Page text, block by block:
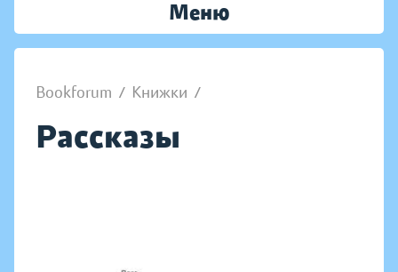
Меню
Bookforum / Книжки /
Рассказы